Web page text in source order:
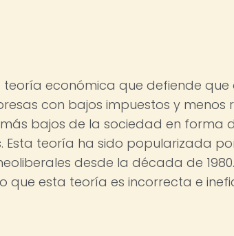
teoría económica que defiende que
con bajos impuestos y menos
bajos de la sociedad en forma
Esta teoría ha sido popularizada
desde la década de
que esta teoría es incorrecta e